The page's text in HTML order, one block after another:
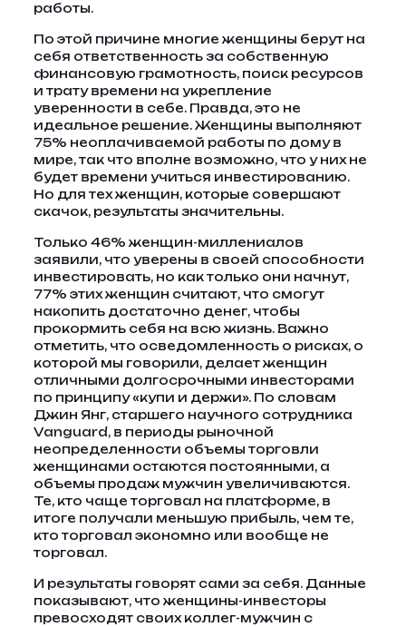
работы.
По этой причине многие женщины берут на
себя ответственность за собственную
финансовую грамотность, поиск ресурсов
и трату времени на укрепление
уверенности в себе. Правда, это не
идеальное решение. Женщины выполняют
75% неоплачиваемой работы по дому в
мире, так что вполне возможно, что у них не
будет времени учиться инвестированию.
Но для тех женщин, которые совершают
скачок, результаты значительны.
Только 46% женщин-миллениалов
заявили, что уверены в своей способности
инвестировать, но как только они начнут,
77% этих женщин считают, что смогут
накопить достаточно денег, чтобы
прокормить себя на всю жизнь. Важно
отметить, что осведомленность о рисках, о
которой мы говорили, делает женщин
отличными долгосрочными инвесторами
по принципу «купи и держи». По словам
Джин Янг, старшего научного сотрудника
Vanguard, в периоды рыночной
неопределенности объемы торговли
женщинами остаются постоянными, а
объемы продаж мужчин увеличиваются.
Те, кто чаще торговал на платформе, в
итоге получали меньшую прибыль, чем те,
кто торговал экономно или вообще не
торговал.
И результаты говорят сами за себя. Данные
показывают, что женщины-инвесторы
превосходят своих коллег-мужчин с